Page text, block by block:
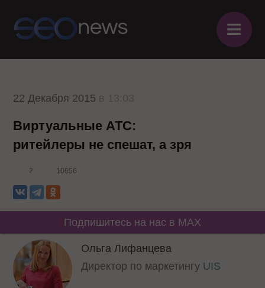
≡
22 Декабря 2015
Виртуальные АТС:
ритейлеры не спешат, а зря
2 10656
Подпишитесь на нас в MAX
Ольга Лифанцева
Директор по маркетингу UIS